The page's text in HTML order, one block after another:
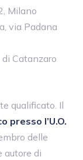
Milano
via Padana
Catanzaro
qualificato. Il
presso l’U.O.
delle
autore di